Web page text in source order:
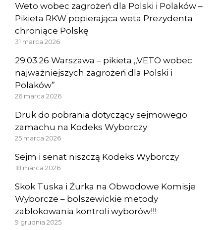
Weto wobec zagrożeń dla Polski i Polaków –
Pikieta RKW popierająca weta Prezydenta
chroniące Polskę
31 marca 2026
29.03.26 Warszawa – pikieta „VETO wobec
najważniejszych zagrożeń dla Polski i
Polaków”
26 marca 2026
Druk do pobrania dotyczący sejmowego
zamachu na Kodeks Wyborczy
25 marca 2026
Sejm i senat niszczą Kodeks Wyborczy
18 marca 2026
Skok Tuska i Żurka na Obwodowe Komisje
Wyborcze – bolszewickie metody
zablokowania kontroli wyborów!!!
9 grudnia 2025